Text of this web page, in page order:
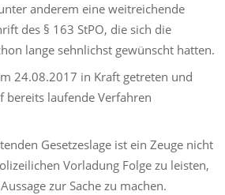
anderem eine weitreichende
des § 163 StPO, die sich die
lange sehnlichst gewünscht hatten.
24.08.2017 in Kraft getreten und
bereits laufende Verfahren
Gesetzeslage ist ein Zeuge nicht
Vorladung Folge zu leisten,
zur Sache zu machen.